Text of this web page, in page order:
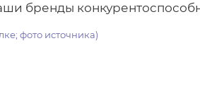
бренды
фото источника)